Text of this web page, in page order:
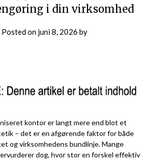
i din virksomhed
Posted on juni 8, 2026 by
kontor er langt mere end blot et
– det er en afgørende faktor for både
og virksomhedens bundlinje. Mange
dog, hvor stor en forskel effektiv